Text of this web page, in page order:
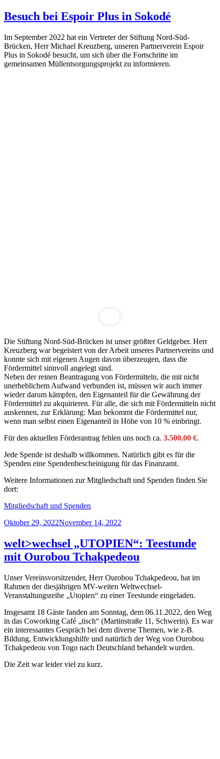
Besuch bei Espoir Plus in Sokodé
Im September 2022 hat ein Vertreter der Stiftung Nord-Süd-
Brücken, Herr Michael Kreuzberg, unseren Partnerverein Espoir
Plus in Sokodé besucht, um sich über die Fortschritte im
gemeinsamen Müllentsorgungsprojekt zu informieren.
Die Stiftung Nord-Süd-Brücken ist unser größter Geldgeber. Herr
Kreuzberg war begeistert von der Arbeit unseres Partnervereins und
konnte sich mit eigenen Augen davon überzeugen, dass die
Fördermittel sinnvoll angelegt sind.
Neben der reinen Beantragung von Fördermitteln, die mit nicht
unerheblichem Aufwand verbunden ist, müssen wir auch immer
wieder darum kämpfen, den Eigenanteil für die Gewährung der
Fördermittel zu akquirieren. Für alle, die sich mit Fördermitteln nicht
auskennen, zur Erklärung: Man bekommt die Fördermittel nur,
wenn man selbst einen Eigenanteil in Höhe von 10 % einbringt.
Für den aktuellen Förderantrag fehlen uns noch ca. 3.500,00 €.
Jede Spende ist deshalb willkommen. Natürlich gibt es für die
Spenden eine Spendenbescheinigung für das Finanzamt.
Weitere Informationen zur Mitgliedschaft und Spenden finden Sie
dort:
Mitgliedschaft und Spenden
Veröffentlicht
Oktober 29, 2022November 14, 2022
welt>wechsel „UTOPIEN“: Teestunde
mit Ourobou Tchakpedeou
Unser Vereinsvorsitzender, Herr Ourobou Tchakpedeou, hat im
Rahmen der diesjährigen MV-weiten Weltwechsel-
Veranstaltungsreihe „Utopien“ zu einer Teestunde eingeladen.
Insgesamt 18 Gäste fanden am Sonntag, dem 06.11.2022, den Weg
in das Coworking Café „tisch“ (Martinstraße 11, Schwerin). Es war
ein interessantes Gespräch bei dem diverse Themen, wie z-B.
Bildung, Entwicklungshilfe und natürlich der Weg von Ourobou
Tchakpedeou von Togo nach Deutschland behandelt wurden.
Die Zeit war leider viel zu kurz.